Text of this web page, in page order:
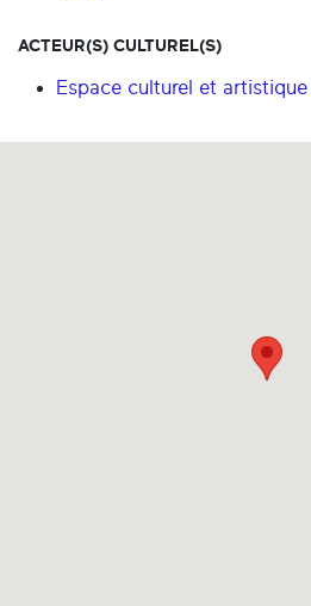
ACTEUR(S) CULTUREL(S)
Espace culturel et